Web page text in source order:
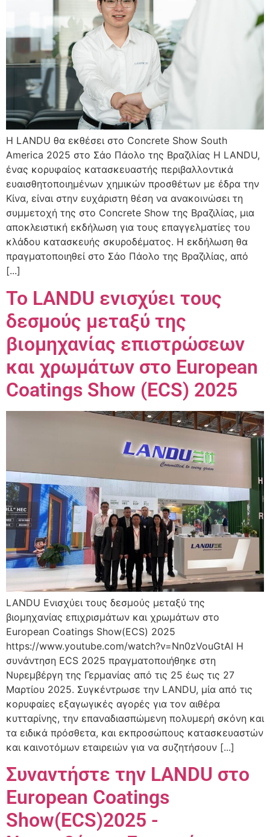
Η LANDU θα εκθέσει στο Concrete Show South
America 2025 στο Σάο Πάολο της Βραζιλίας Η LANDU,
ένας κορυφαίος κατασκευαστής περιβαλλοντικά
ευαισθητοποιημένων χημικών προσθέτων με έδρα την
Κίνα, είναι στην ευχάριστη θέση να ανακοινώσει τη
συμμετοχή της στο Concrete Show της Βραζιλίας, μια
αποκλειστική εκδήλωση για τους επαγγελματίες του
κλάδου κατασκευής σκυροδέματος. Η εκδήλωση θα
πραγματοποιηθεί στο Σάο Πάολο της Βραζιλίας, από
[...]
Το LANDU ενισχύει τους
δεσμούς μεταξύ της
βιομηχανίας επιστρώσεων
και χρωμάτων στο European
Coatings Show (ECS) 2025
LANDU Ενισχύει τους δεσμούς μεταξύ της
βιομηχανίας επιχρισμάτων και χρωμάτων στο
European Coatings Show(ECS) 2025
https://www.youtube.com/watch?v=Nn0zVouGtAI Η
συνάντηση ECS 2025 πραγματοποιήθηκε στη
Νυρεμβέργη της Γερμανίας από τις 25 έως τις 27
Μαρτίου 2025. Συγκέντρωσε την LANDU, μία από τις
κορυφαίες εξαγωγικές αγορές για τον αιθέρα
κυτταρίνης, την επαναδιασπώμενη πολυμερή σκόνη και
τα ειδικά πρόσθετα, και εκπροσώπους κατασκευαστών
και καινοτόμων εταιρειών για να συζητήσουν [...]
Συναντήστε την LANDU στο
European Coatings
Show(ECS)2025 -